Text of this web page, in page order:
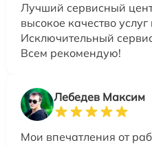
Лучший сервисный
высокое качество
Исключительный
Всем рекомендую!
Лебедев Максим
Мои впечатления от